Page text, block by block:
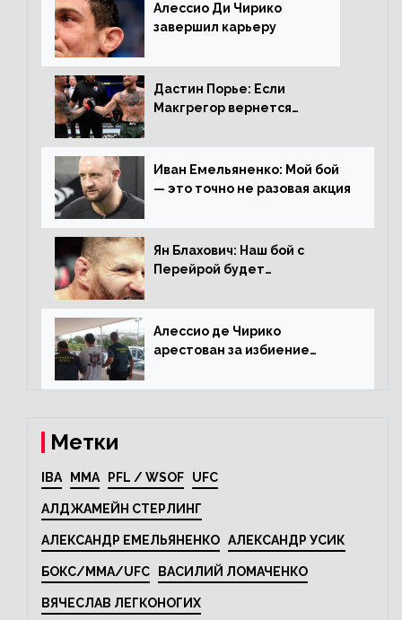
Алессио Ди Чирико
завершил карьеру
Дастин Порье: Если
Макгрегор вернется
раунда на Чендлера
Иван Емельяненко: Мой бой
— это точно не разовая акция
Ян Блахович: Наш бой с
Перейрой будет
Алессио де Чирико
арестован за избиение
Метки
IBA MMA PFL / WSOF UFC
АЛДЖАМЕЙН СТЕРЛИНГ
АЛЕКСАНДР ЕМЕЛЬЯНЕНКО АЛЕКСАНДР УСИК
БОКС/MMA/UFC ВАСИЛИЙ ЛОМАЧЕНКО
ВЯЧЕСЛАВ ЛЕГКОНОГИХ